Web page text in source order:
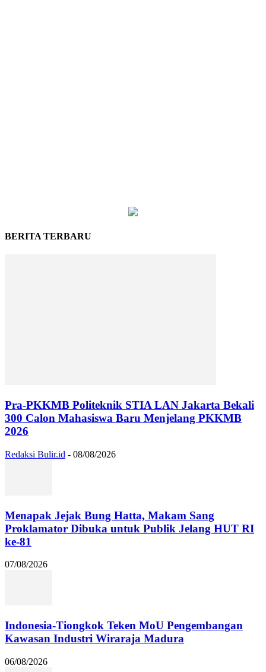
BERITA TERBARU
Pra-PKKMB Politeknik STIA LAN Jakarta Bekali
300 Calon Mahasiswa Baru Menjelang PKKMB
2026
Redaksi Bulir.id - 08/08/2026
Menapak Jejak Bung Hatta, Makam Sang
Proklamator Dibuka untuk Publik Jelang HUT RI
ke-81
07/08/2026
Indonesia-Tiongkok Teken MoU Pengembangan
Kawasan Industri Wiraraja Madura
06/08/2026